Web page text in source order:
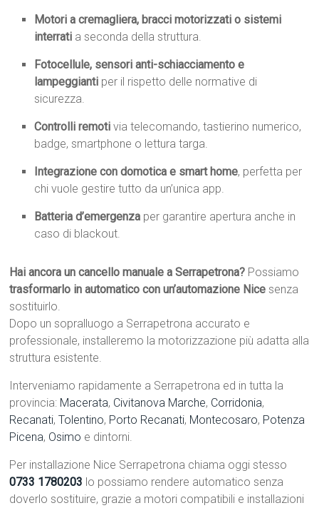
Motori a cremagliera, bracci motorizzati o sistemi
interrati a seconda della struttura.
Fotocellule, sensori anti-schiacciamento e
lampeggianti per il rispetto delle normative di
sicurezza.
Controlli remoti via telecomando, tastierino numerico,
badge, smartphone o lettura targa.
Integrazione con domotica e smart home, perfetta per
chi vuole gestire tutto da un’unica app.
Batteria d’emergenza per garantire apertura anche in
caso di blackout.
Hai ancora un cancello manuale a Serrapetrona? Possiamo
trasformarlo in automatico con un’automazione Nice senza
sostituirlo.
Dopo un sopralluogo a Serrapetrona accurato e
professionale, installeremo la motorizzazione più adatta alla
struttura esistente.
Interveniamo rapidamente a Serrapetrona ed in tutta la
provincia: Macerata, Civitanova Marche, Corridonia,
Recanati,Tolentino, Porto Recanati, Montecosaro, Potenza
Picena, Osimo e dintorni.
Per installazione Nice Serrapetrona chiama oggi stesso
0733 1780203 lo possiamo rendere automatico senza
doverlo sostituire, grazie a motori compatibili e installazioni